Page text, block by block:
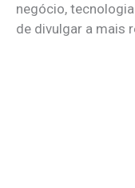
negócio,
de divulgar a mais